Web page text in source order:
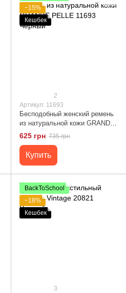
−15%
Кешбек
2
Артикул: 11693
Бесподобный женский ремень
из натуральной кожи GRANDE
PELLE 11693 Черный
625 грн 735 грн
Купить
BackToSchool
−18%
Кешбек
3